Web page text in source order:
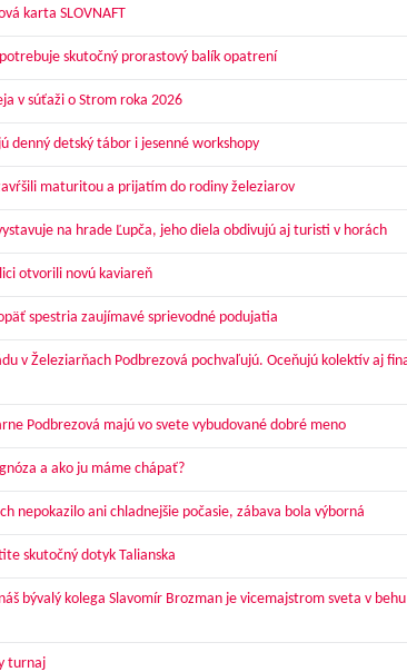
karta SLOVNAFT
skutočný prorastový balík opatrení
v súťaži o Strom roka 2026
denný detský tábor i jesenné workshopy
maturitou a prijatím do rodiny železiarov
na hrade Ľupča, jeho diela obdivujú aj turisti v horách
otvorili novú kaviareň
spestria zaujímavé sprievodné podujatia
v Železiarňach Podbrezová pochvaľujú. Oceňujú kolektív aj
Podbrezová majú vo svete vybudované dobré meno
a ako ju máme chápať?
nepokazilo ani chladnejšie počasie, zábava bola výborná
skutočný dotyk Talianska
bývalý kolega Slavomír Brozman je vicemajstrom sveta v
turnaj